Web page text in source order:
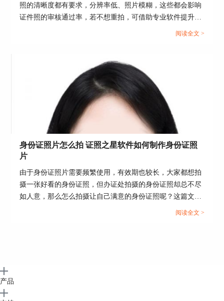
3、在图像增强页面中降低图片对比度，提高图片
饱和度和锐度数值，然后点击“确定”，增加图片质
照的清晰度都有要求，分辨率低、照片模糊，这些都会影响
证件照的审核通过率，若不想重拍，可借助专业软件提升分
辨率。这篇文章就告诉大家证件照分辨率太低怎么办，证照
阅读全文 >
身份证照片怎么拍 证照之星软件如何制作身份证照
片
由于身份证照片需要频繁使用，有效期也较长，大家都想拍
摄一张好看的身份证照，但办证处拍摄的身份证照却总不尽
如人意，那么怎么拍摄让自己满意的身份证照呢？这篇文章
就告诉大家身份证照片怎么拍，证照之星软件如何制作身份
阅读全文 >
产品